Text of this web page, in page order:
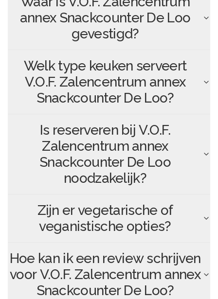
annex Snackcounter De Loo
gevestigd?
Welk type keuken serveert
V.O.F. Zalencentrum annex
Snackcounter De Loo?
Is reserveren bijV.O.F.
Zalencentrum annex
Snackcounter De Loo
noodzakelijk?
Zijn er vegetarische of
veganistische opties?
Hoe kan ik een review schrijven
voorV.O.F. Zalencentrum annex
Snackcounter De Loo?